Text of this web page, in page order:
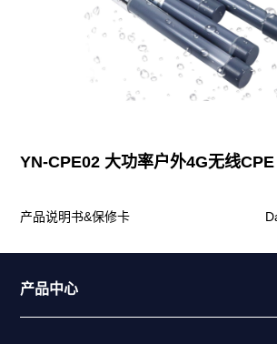
YN-CPE02 大功率户外4G无线CPE
产品说明书&保修卡
产品中心